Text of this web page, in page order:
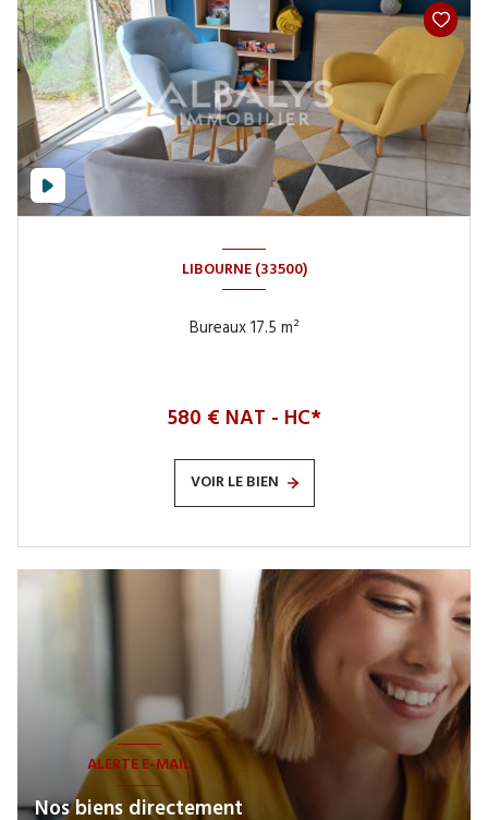
LIBOURNE (33500)
Bureaux 17.5 m²
580 € NAT - HC*
VOIR LE BIEN
ALERTE E-MAIL
Nos biens directement